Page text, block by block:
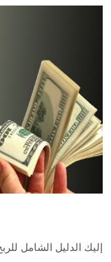
إليك الدليل الشامل للربح من